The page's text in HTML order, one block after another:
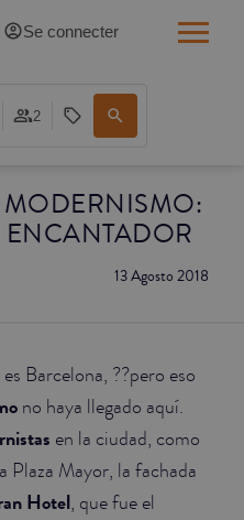
13 Agosto 2018
Barcelona, ??pero eso
no haya llegado aquí.
en la ciudad, como
Plaza Mayor, la fachada
Hotel, que fue el
Se connecter
2